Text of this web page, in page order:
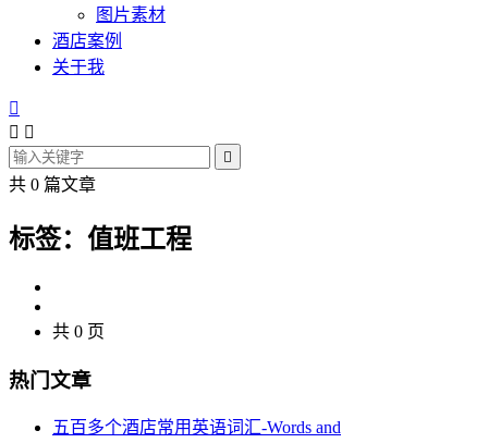
图片素材
酒店案例
关于我

 

共 0 篇文章
标签：值班工程
共 0 页
热门文章
五百多个酒店常用英语词汇-Words and